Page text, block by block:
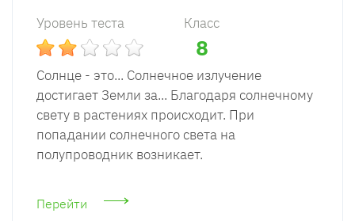
Уровень теста Класс
8
Солнце - это... Солнечное излучение
достигает Земли за... Благодаря солнечному
свету в растениях происходит. При
попадании солнечного света на
полупроводник возникает.
Перейти